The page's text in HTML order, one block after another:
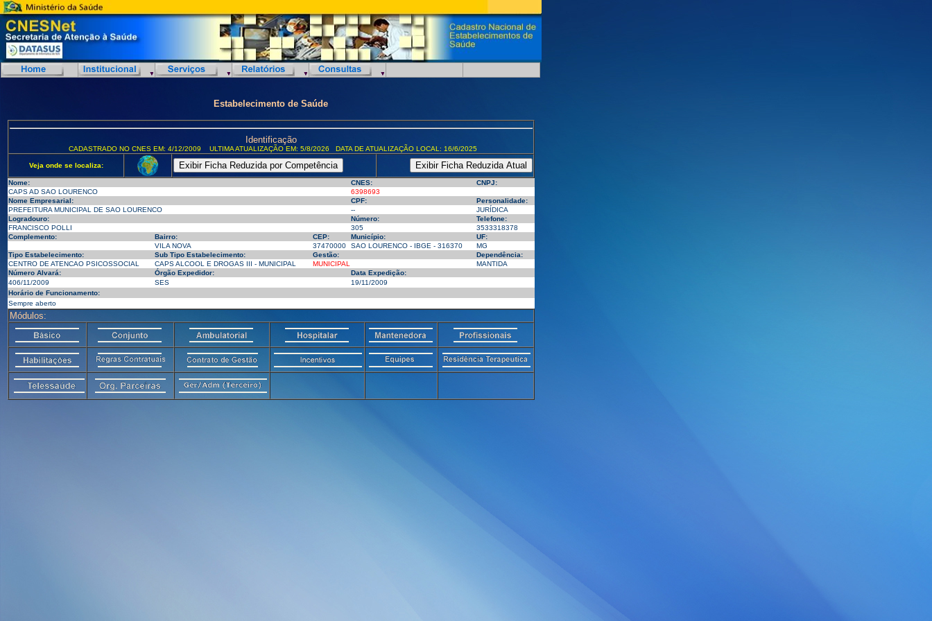
Estabelecimento de Saúde
Identificação
CADASTRADO NO CNES EM: 4/12/2009 ULTIMA ATUALIZAÇÃO EM: 5/8/2026 DATA DE ATUALIZAÇÃO LOCAL: 16/6/2025
Veja onde se localiza:
Nome: CNES:
CNPJ:
CAPS AD SAO LOURENCO
6398693
Nome Empresarial:
CPF:
Personalidade:
PREFEITURA MUNICIPAL DE SAO LOURENCO
--
JURÍDICA
Logradouro:
Número:
Telefone:
FRANCISCO POLLI
305
3533318378
Complemento:
Bairro: CEP: Município:
UF:
VILA NOVA
37470000 SAO LOURENCO - IBGE - 316370
MG
Tipo Estabelecimento:
Sub Tipo Estabelecimento: Gestão:
Dependência:
CENTRO DE ATENCAO PSICOSSOCIAL
CAPS ALCOOL E DROGAS III - MUNICIPAL MUNICIPAL
MANTIDA
Número Alvará:
Órgão Expedidor:
Data Expedição:
406/11/2009
SES
19/11/2009
Horário de Funcionamento:
Sempre aberto
Módulos: